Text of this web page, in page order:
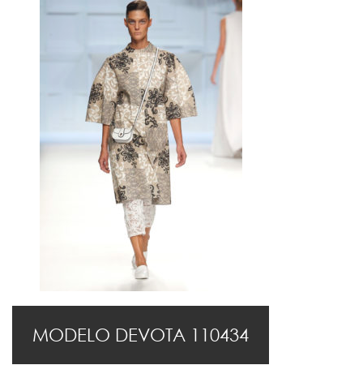
MODELO DEVOTA 110434